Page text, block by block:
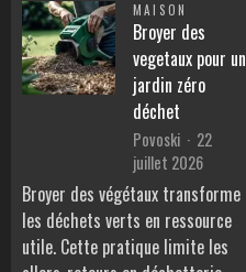
MAISON
Broyer des
vegetaux pour un
jardin zéro
déchet
Povoski
22
juillet 2026
Broyer des végétaux transforme
les déchets verts en ressource
utile. Cette pratique limite les